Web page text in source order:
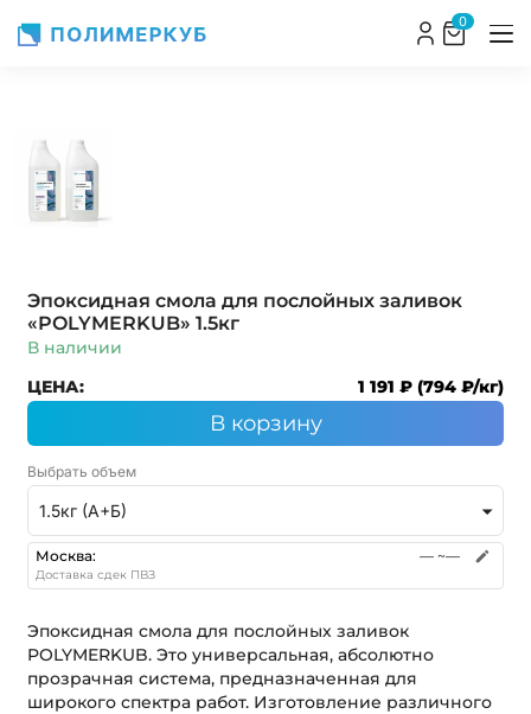
0
Эпоксидная смола для послойных заливок
POLYMERKUB. Это универсальная, абсолютно
прозрачная система, предназначенная для
широкого спектра работ. Изготовление различного
Эпоксидная смола для послойных заливок
«POLYMERKUB» 1.5кг
В наличии
ЦЕНА:
1 191 ₽ (794 ₽/кг)
В корзину
Выбрать объем
1.5кг (А+Б)
Москва: — ~—
Доставка сдек ПВЗ